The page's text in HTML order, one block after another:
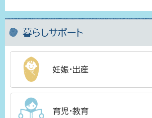
暮らしサポート
妊娠・出産
育児・教育